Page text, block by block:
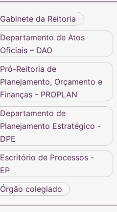
Gabinete da Reitoria
Departamento de Atos
Oficiais – DAO
Pró-Reitoria de
Planejamento, Orçamento e
Finanças - PROPLAN
Departamento de
Planejamento Estratégico -
DPE
Escritório de Processos -
EP
Órgão colegiado